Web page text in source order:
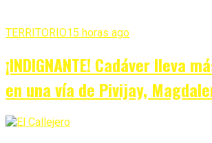
TERRITORIO15 horas ago
¡INDIGNANTE! Cadáver lleva
en una vía de Pivijay,